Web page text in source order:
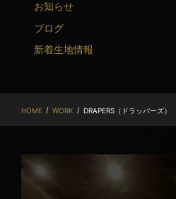
お知らせ
ブログ
新着生地情報
HOME / WORK / DRAPERS（ドラッパーズ）